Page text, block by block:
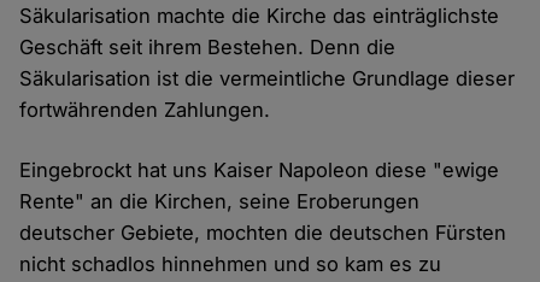
Säkularisation machte die Kirche das einträglichste
Geschäft seit ihrem Bestehen. Denn die
Säkularisation ist die vermeintliche Grundlage dieser
fortwährenden Zahlungen.
Eingebrockt hat uns Kaiser Napoleon diese "ewige
Rente" an die Kirchen, seine Eroberungen
deutscher Gebiete, mochten die deutschen Fürsten
nicht schadlos hinnehmen und so kam es zu